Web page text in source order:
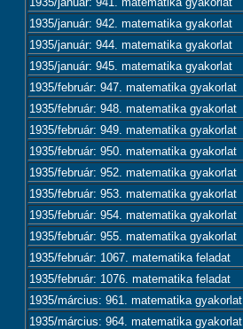
1935/január: 942. matematika gyakorlat
1935/január: 944. matematika gyakorlat
1935/január: 945. matematika gyakorlat
1935/február: 947. matematika gyakorlat
1935/február: 948. matematika gyakorlat
1935/február: 949. matematika gyakorlat
1935/február: 950. matematika gyakorlat
1935/február: 952. matematika gyakorlat
1935/február: 953. matematika gyakorlat
1935/február: 954. matematika gyakorlat
1935/február: 955. matematika gyakorlat
1935/február: 1067. matematika feladat
1935/február: 1076. matematika feladat
1935/március: 961. matematika gyakorlat
1935/március: 964. matematika gyakorlat